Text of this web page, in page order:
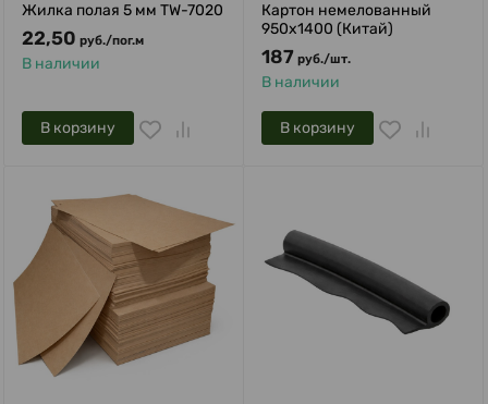
Жилка полая 5 мм TW-7020
22,50 руб./пог.м
В наличии
В корзину
Картон немелованный
950x1400 (Китай)
187 руб./шт.
В наличии
В корзину